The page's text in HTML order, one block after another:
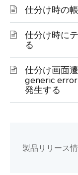
仕分け時の
仕分け時に
る
仕分け画面
generic
発生する
製品リリース